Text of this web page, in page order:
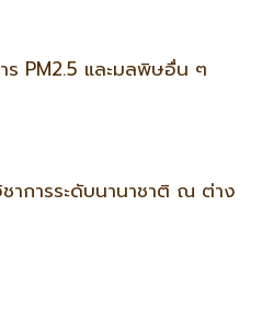
ร PM2.5 และมลพิษอื่น ๆ
าการระดับนานาชาติ ณ ต่าง